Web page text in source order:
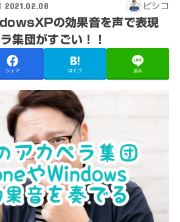
2021.02.08 ピシコ
の効果音を声で表現
集団がすごい！！
シェア はてブ 送る